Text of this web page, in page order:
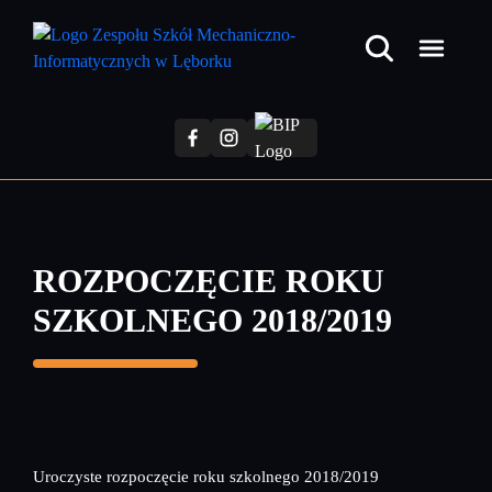
treści
ROZPOCZĘCIE ROKU
SZKOLNEGO 2018/2019
Uroczyste rozpoczęcie roku szkolnego 2018/2019